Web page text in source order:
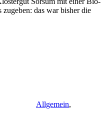
das war bisher die
Allgemein,